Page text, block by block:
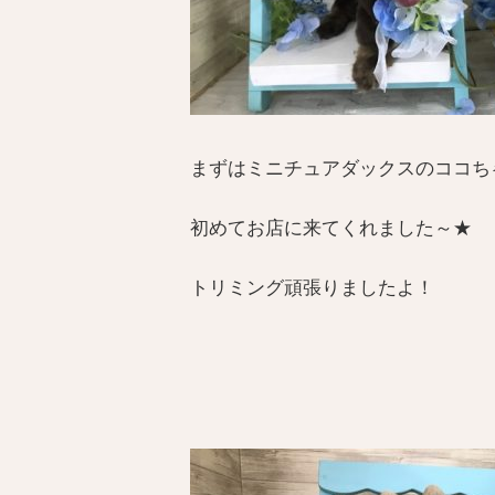
まずはミニチュアダックスのココ
初めてお店に来てくれました～★
トリミング頑張りましたよ！